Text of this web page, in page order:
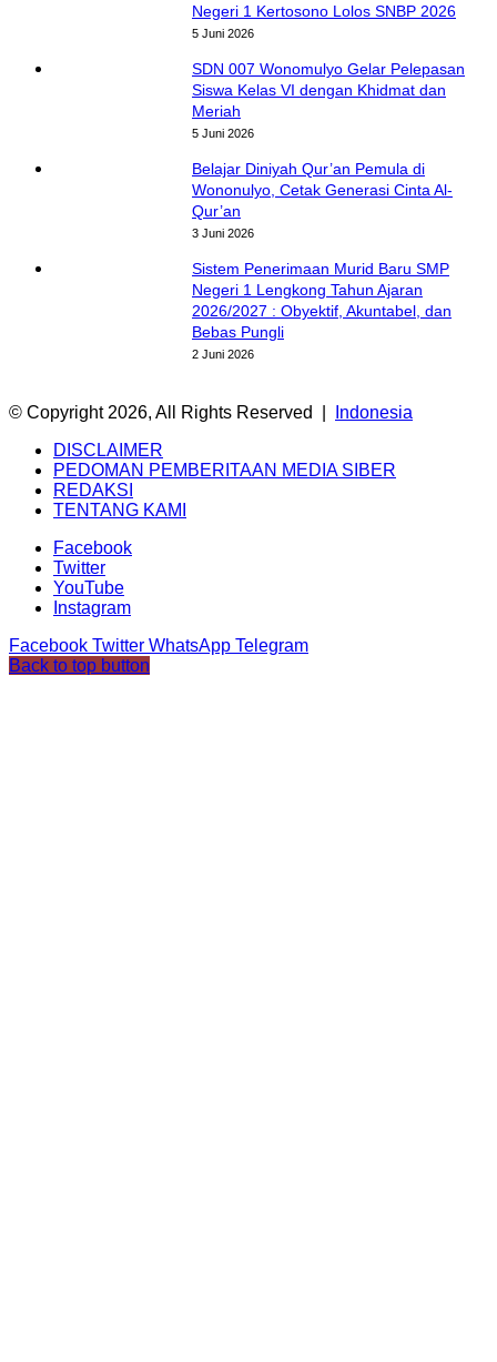
Negeri 1 Kertosono Lolos SNBP 2026
5 Juni 2026
SDN 007 Wonomulyo Gelar Pelepasan
Siswa Kelas VI dengan Khidmat dan
Meriah
5 Juni 2026
Belajar Diniyah Qur’an Pemula di
Wononulyo, Cetak Generasi Cinta Al-
Qur’an
3 Juni 2026
Sistem Penerimaan Murid Baru SMP
Negeri 1 Lengkong Tahun Ajaran
2026/2027 : Obyektif, Akuntabel, dan
Bebas Pungli
2 Juni 2026
© Copyright 2026, All Rights Reserved |
Indonesia
DISCLAIMER
PEDOMAN PEMBERITAAN MEDIA SIBER
REDAKSI
TENTANG KAMI
Facebook
Twitter
YouTube
Instagram
Facebook Twitter WhatsApp Telegram
Back to top button